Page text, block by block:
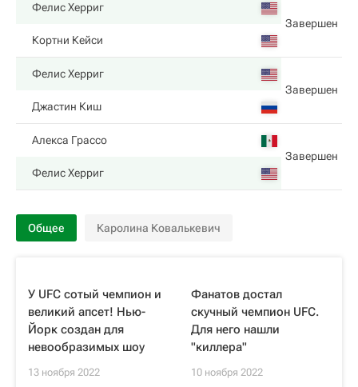
Фелис Херриг
Завершен
Кортни Кейси
Фелис Херриг
Завершен
Джастин Киш
Алекса Грассо
Завершен
Фелис Херриг
Общее Каролина Ковалькевич
У UFC сотый чемпион и
великий апсет! Нью-
Йорк создан для
невообразимых шоу
13 ноября 2022
Фанатов достал
скучный чемпион UFC.
Для него нашли
"киллера"
10 ноября 2022